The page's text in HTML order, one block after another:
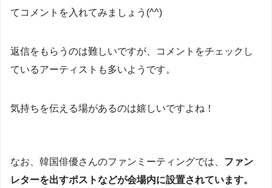
てコメントを入れてみましょう(^^)
返信をもらうのは難しいですが、コメントをチェックし
ているアーティストも多いようです。
気持ちを伝える場があるのは嬉しいですよね！
なお、韓国俳優さんのファンミーティングでは、 ファン
レターを出すポストなどが会場内に設置されています。